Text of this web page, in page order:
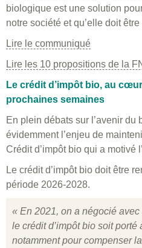
biologique est une solution
notre société et qu’elle doit
Lire le communiqué
Lire les 10 propositions de la
Le crédit d’impôt bio, au
prochaines semaines
En plein débats sur l’avenir du
évidemment l’enjeu de
Crédit d’impôt bio qui a motivé
Le crédit d’impôt bio doit être
période 2026-2028.
« En 2021, on a négocié
le crédit d’impôt bio soit porté
notamment pour compenser